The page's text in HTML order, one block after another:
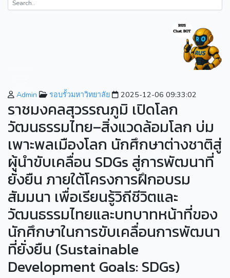
Admin รอบรั้วมหาวิทยาลัย 2025-12-06 09:33:02
ราชมงคลสุวรรณภูมิ เปิดโลก
วัฒนธรรมไทย–สิ่งแวดล้อมโลก บ่ม
เพาะพลเมืองโลก นักศึกษาต่างชาติสู่
ผู้นำขับเคลื่อน SDGs สู่การพัฒนาที่
ยั่งยืน ภายใต้โครงการฝึกอบรม
สัมมนา เพื่อเรียนรู้วิถีชีวิตและ
วัฒนธรรมไทยและบทบาทหน้าที่ของ
นักศึกษาในการขับเคลื่อนการพัฒนา
ที่ยั่งยืน (Sustainable
Development Goals: SDGs)